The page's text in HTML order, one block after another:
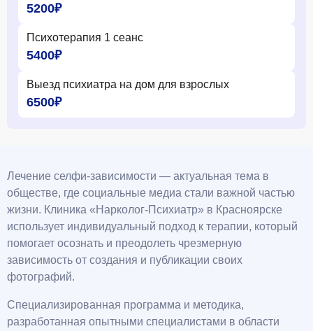
5200₽
Психотерапия 1 сеанс
5400₽
Выезд психиатра на дом для взрослых
6500₽
Лечение селфи-зависимости — актуальная тема в
обществе, где социальные медиа стали важной частью
жизни. Клиника «Нарколог-Психиатр» в Красноярске
использует индивидуальный подход к терапии, который
помогает осознать и преодолеть чрезмерную
зависимость от создания и публикации своих
фотографий.
Специализированная программа и методика,
разработанная опытными специалистами в области